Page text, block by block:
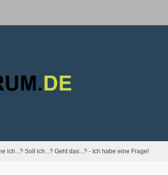
ich...? Soll ich...? Geht das...? - Ich habe eine Frage!